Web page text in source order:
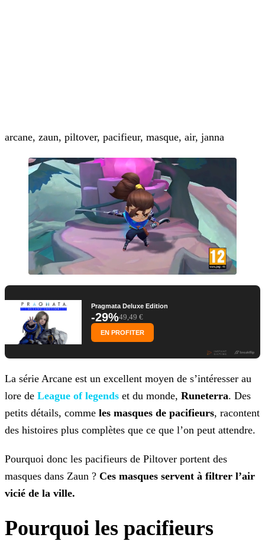
arcane, zaun, piltover, pacifieur, masque, air, janna
Pragmata Deluxe Edition
-29%49,49 €
EN PROFITER
La série Arcane est un excellent moyen de s’intéresser au
lore de League of legends et du monde, Runeterra. Des
petits détails, comme les masques de pacifieurs, racontent
des histoires plus complètes que ce que l’on peut attendre.
Pourquoi donc les pacifieurs de Piltover portent des
masques dans Zaun ? Ces masques servent à filtrer l’air
vicié de la ville.
Pourquoi les pacifieurs